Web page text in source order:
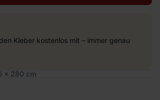
Kleber kostenlos mit – immer genau
x 280 cm